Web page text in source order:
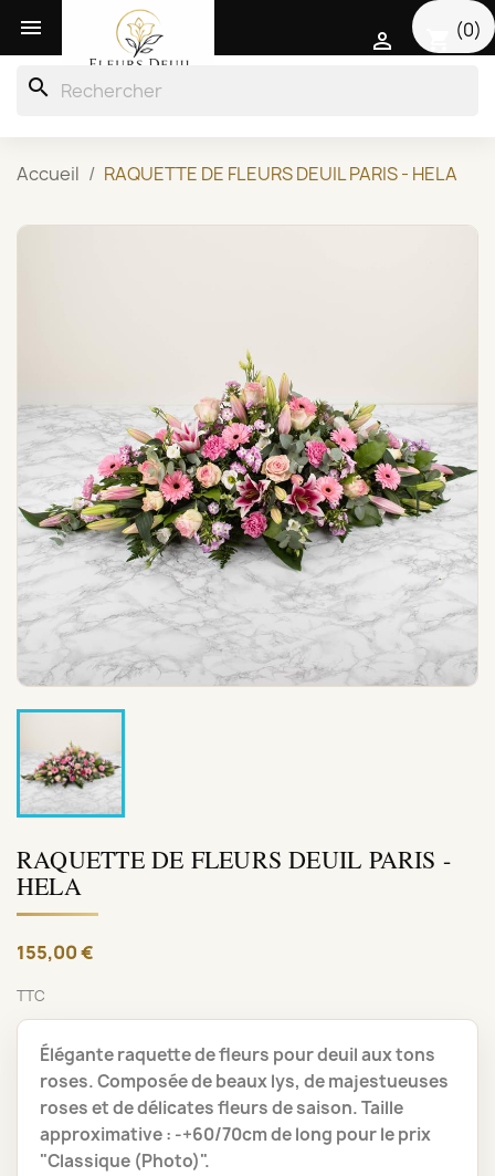
 (0)

search
Accueil RAQUETTE DE FLEURS DEUIL PARIS - HELA
RAQUETTE DE FLEURS DEUIL PARIS -
HELA
155,00 €
TTC
Élégante raquette de fleurs pour deuil aux tons
roses. Composée de beaux lys, de majestueuses
roses et de délicates fleurs de saison. Taille
approximative : -+60/70cm de long pour le prix
"Classique (Photo)".